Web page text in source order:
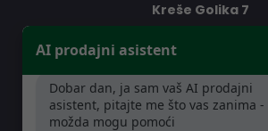
Kreše Golika 7
RADNO VRIJEME
AI prodajni asistent
Dobar dan, ja sam vaš AI prodajni
asistent, pitajte me što vas zanima -
možda mogu pomoći